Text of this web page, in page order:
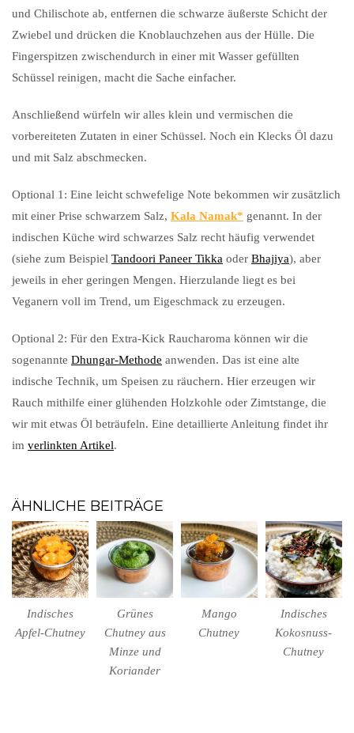
und Chilischote ab, entfernen die schwarze äußerste Schicht der
Zwiebel und drücken die Knoblauchzehen aus der Hülle. Die
Fingerspitzen zwischendurch in einer mit Wasser gefüllten
Schüssel reinigen, macht die Sache einfacher.
Anschließend würfeln wir alles klein und vermischen die
vorbereiteten Zutaten in einer Schüssel. Noch ein Klecks Öl dazu
und mit Salz abschmecken.
Optional 1: Eine leicht schwefelige Note bekommen wir zusätzlich
mit einer Prise schwarzem Salz, Kala Namak
genannt. In der
indischen Küche wird schwarzes Salz recht häufig verwendet
(siehe zum Beispiel Tandoori Paneer Tikka oder Bhajiya), aber
jeweils in eher geringen Mengen. Hierzulande liegt es bei
Veganern voll im Trend, um Eigeschmack zu erzeugen.
Optional 2: Für den Extra-Kick Raucharoma können wir die
sogenannte Dhungar-Methode anwenden. Das ist eine alte
indische Technik, um Speisen zu räuchern. Hier erzeugen wir
Rauch mithilfe einer glühenden Holzkohle oder Zimtstange, die
wir mit etwas Öl beträufeln. Eine detaillierte Anleitung findet ihr
im verlinkten Artikel.
ÄHNLICHE BEITRÄGE
Indisches
Apfel-Chutney
Grünes
Chutney aus
Minze und
Koriander
Mango
Chutney
Indisches
Kokosnuss-
Chutney